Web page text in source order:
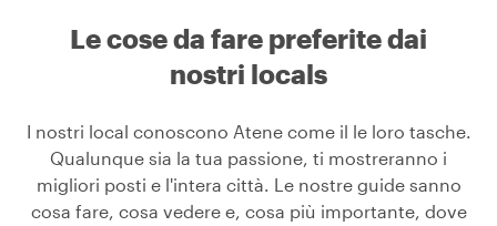
Le cose da fare preferite dai
nostri locals
I nostri local conoscono Atene come il le loro tasche.
Qualunque sia la tua passione, ti mostreranno i
migliori posti e l'intera città. Le nostre guide sanno
cosa fare, cosa vedere e, cosa più importante, dove